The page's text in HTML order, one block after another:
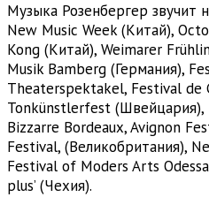
Музыка Розенбергер звучит
New Music Week (Китай),
Kong (Китай), Weimarer
Musik Bamberg (Германия),
Theaterspektakel, Festival de
Tonkünstlerfest (Швейцария),
Bizzarre Bordeaux, Avignon
Festival, (Великобритания),
Festival of Moders Arts
plus’ (Чехия).